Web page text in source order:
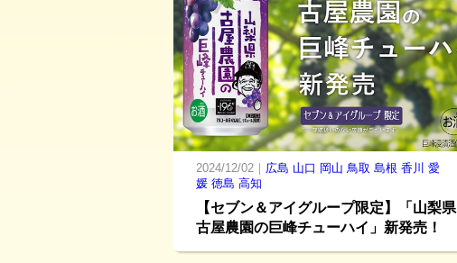
2024/12/02｜ 広島 山口 岡山 鳥取 島根 香川 愛
媛 徳島 高知
【セブン＆アイグループ限定】「山梨県
古屋農園の巨峰チューハイ」新発売！